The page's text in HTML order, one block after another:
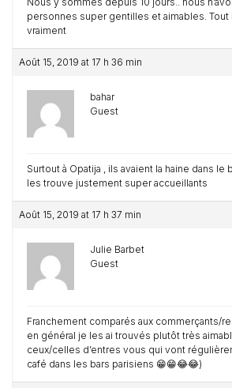
personnes super gentilles et aimables.
vraiment
Août 15, 2019 at 17 h 36 min
bahar
Guest
Surtout à Opatija , ils avaient la haine dans
les trouve justement super accueillants
Août 15, 2019 at 17 h 37 min
Julie Barbet
Guest
Franchement comparés aux commerçants/
en général je les ai trouvés plutôt très
ceux/celles d’entres vous qui vont
café dans les bars parisiens 😁😁😂😂)